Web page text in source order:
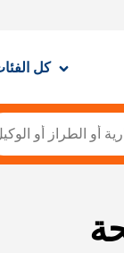
كل الفئات